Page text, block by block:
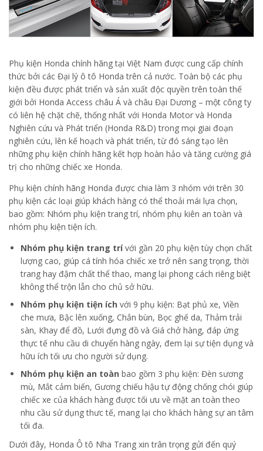
Phụ kiện Honda chính hãng tại Việt Nam được cung cấp chính
thức bởi các Đại lý ô tô Honda trên cả nước. Toàn bộ các phụ
kiện đều được phát triển và sản xuất độc quyền trên toàn thế
giới bởi Honda Access châu Á và châu Đại Dương – một công ty
có liên hệ chặt chẽ, thống nhất với Honda Motor và Honda
Nghiên cứu và Phát triển (Honda R&D) trong mọi giai đoạn
nghiên cứu, lên kế hoạch và phát triển, từ đó sáng tạo lên
những phụ kiện chính hãng kết hợp hoàn hảo và tăng cường giá
trị cho những chiếc xe Honda.
Phụ kiện chính hãng Honda được chia làm 3 nhóm với trên 30
phụ kiện các loại giúp khách hàng có thể thoải mái lựa chọn,
bao gồm: Nhóm phụ kiện trang trí, nhóm phụ kiên an toàn và
nhóm phụ kiện tiện ích.
Nhóm phụ kiện trang trívới gần 20 phụ kiện tùy chọn chất
lượng cao, giúp cá tính hóa chiếc xe trở nên sang trọng, thời
trang hay đậm chất thể thao, mang lại phong cách riêng biệt
không thể trộn lẫn cho chủ sở hữu.
Nhóm phụ kiện tiện ích với 9 phụ kiện: Bạt phủ xe, Viền
che mưa, Bậc lên xuống, Chắn bùn, Bọc ghế da, Thảm trải
sàn, Khay để đồ, Lưới đựng đồ và Giá chở hàng, đáp ứng
thực tế nhu cầu di chuyển hàng ngày, đem lại sự tiện dụng và
hữu ích tối ưu cho người sử dụng.
Nhóm phụ kiện an toàn bao gồm 3 phụ kiện: Đèn sương
mù, Mắt cảm biến, Gương chiếu hậu tự động chống chói giúp
chiếc xe của khách hàng được tối ưu về mặt an toàn theo
nhu cầu sử dụng thưc tế, mang lại cho khách hàng sự an tâm
tối đa.
Dưới đây, Honda Ô tô Nha Trang xin trân trọng gửi đến quý